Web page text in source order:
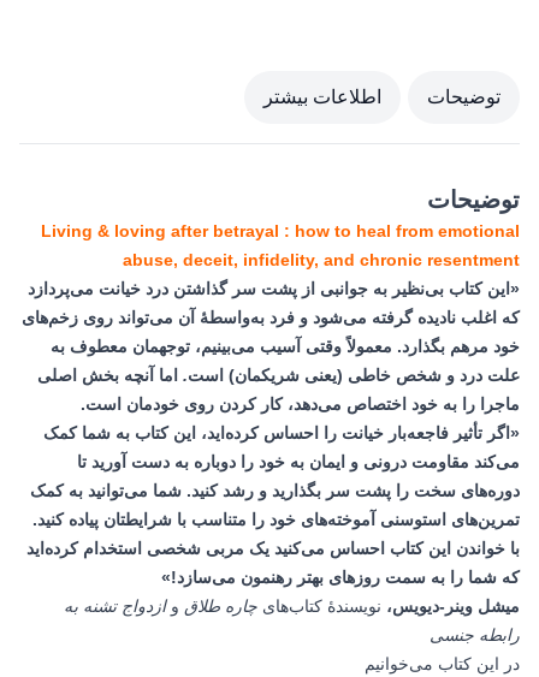
توضیحات اطلاعات بیشتر
توضیحات
Living & loving after betrayal : how to heal from emotional
abuse, deceit, infidelity, and chronic resentment
«این کتاب بی‌‌نظیر به جوانبی از پشت سر گذاشتن درد خیانت می‌‌پردازد
که اغلب نادیده گرفته می‌‌شود و فرد به‌واسطۀ آن می‌‌تواند روی زخم‌‌های
خود مرهم بگذارد. معمولاً وقتی آسیب می‌‌بینیم، توجهمان معطوف به
علت درد و شخص خاطی (یعنی شریکمان) است. اما آنچه بخش اصلی
ماجرا را به خود اختصاص می‌‌دهد، کار کردن روی خودمان است.
«اگر تأثیر فاجعه‌‌بار خیانت را احساس کرده‌‌اید، این کتاب به شما کمک
می‌‌کند مقاومت درونی و ایمان به خود را دوباره به دست آورید تا
دوره‌‌های سخت را پشت سر بگذارید و رشد کنید. شما می‌‌توانید به کمک
تمرین‌های استوسنی آموخته‌‌های خود را متناسب با شرایطتان پیاده کنید.
با خواندن این کتاب احساس می‌‌کنید یک مربی شخصی استخدام کرده‌‌اید
که شما را به سمت روزهای بهتر رهنمون می‌‌سازد!»
میشل وینر-دیویس، نویسندۀ کتاب‌‌های چاره طلاق وازدواج تشنه به
رابطه جنسی
در این کتاب می‌خوانیم